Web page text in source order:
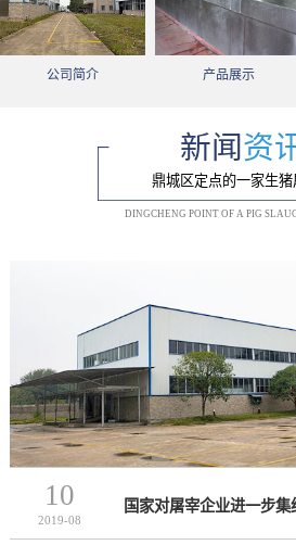
公司简介 产品展示
新闻资
鼎城区定点的一家生猪
DINGCHENG POINT OF A PIG
10
2019-08
国家对屠宰企业进一步集